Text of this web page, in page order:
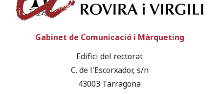
Gabinet de Comunicació i Màrqueting
Edifici del rectorat
C. de l'Escorxador, s/n
43003 Tarragona